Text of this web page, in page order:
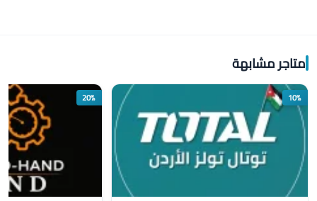
متاجر مشابهة
10%
20%